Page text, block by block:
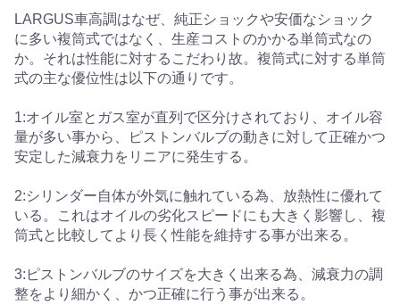
LARGUS車高調はなぜ、純正ショックや安価なショック
に多い複筒式ではなく、生産コストのかかる単筒式なの
か。それは性能に対するこだわり故。複筒式に対する単筒
式の主な優位性は以下の通りです。
1:オイル室とガス室が直列で区分けされており、オイル容
量が多い事から、ピストンバルブの動きに対して正確かつ
安定した減衰力をリニアに発生する。
2:シリンダー自体が外気に触れている為、放熱性に優れて
いる。これはオイルの劣化スピードにも大きく影響し、複
筒式と比較してより長く性能を維持する事が出来る。
3:ピストンバルブのサイズを大きく出来る為、減衰力の調
整をより細かく、かつ正確に行う事が出来る。